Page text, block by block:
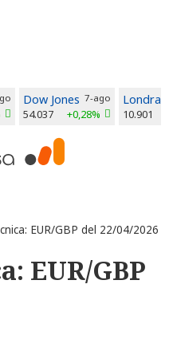
Dow Jones 7-ago
54.037 +0,28%
Londra
10.901
EUR/GBP del 22/04/2026
EUR/GBP